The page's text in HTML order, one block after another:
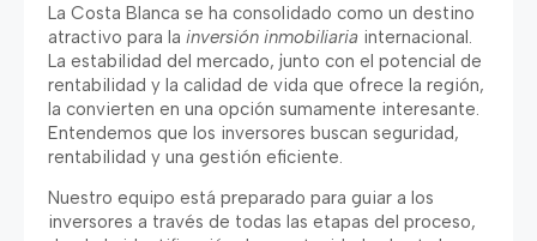
La Costa Blanca se ha consolidado como un destino
atractivo para la inversión inmobiliaria internacional.
La estabilidad del mercado, junto con el potencial de
rentabilidad y la calidad de vida que ofrece la región,
la convierten en una opción sumamente interesante.
Entendemos que los inversores buscan seguridad,
rentabilidad y una gestión eficiente.
Nuestro equipo está preparado para guiar a los
inversores a través de todas las etapas del proceso,